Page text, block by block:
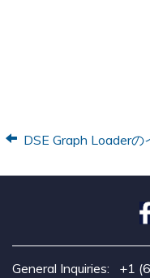
DSE Graph Loaderの
General Inquiries: +1